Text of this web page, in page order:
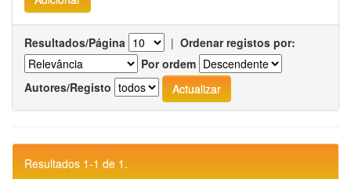
Resultados/Página | Ordenar registos por:
Por ordem
Autores/Registo
Resultados 1-1 de 1.